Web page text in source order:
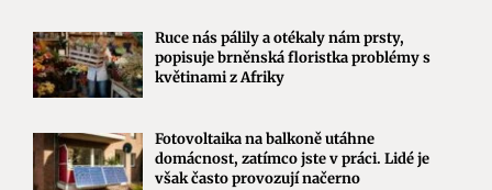
Ruce nás pálily a otékaly nám prsty,
popisuje brněnská floristka problémy s
květinami z Afriky
Fotovoltaika na balkoně utáhne
domácnost, zatímco jste v práci. Lidé je
však často provozují načerno